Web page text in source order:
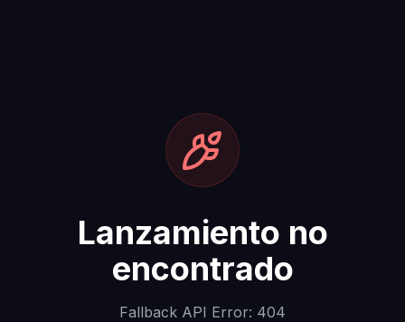
Lanzamiento no
encontrado
Fallback API Error: 404